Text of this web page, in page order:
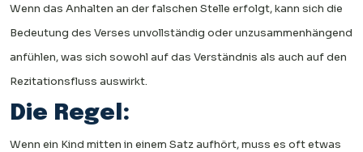
Wenn das Anhalten an der falschen Stelle erfolgt, kann sich die
Bedeutung des Verses unvollständig oder unzusammenhängend
anfühlen, was sich sowohl auf das Verständnis als auch auf den
Rezitationsfluss auswirkt.
Die Regel:
Wenn ein Kind mitten in einem Satz aufhört, muss es oft etwas